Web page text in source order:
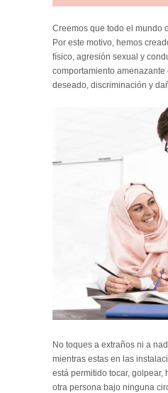
Creemos que todo el mundo
Por este motivo, hemos
físico, agresión sexual y
comportamiento
deseado, discriminación y
No toques a extraños ni a
mientras estas en las
está permitido tocar, golpear,
otra persona bajo ninguna